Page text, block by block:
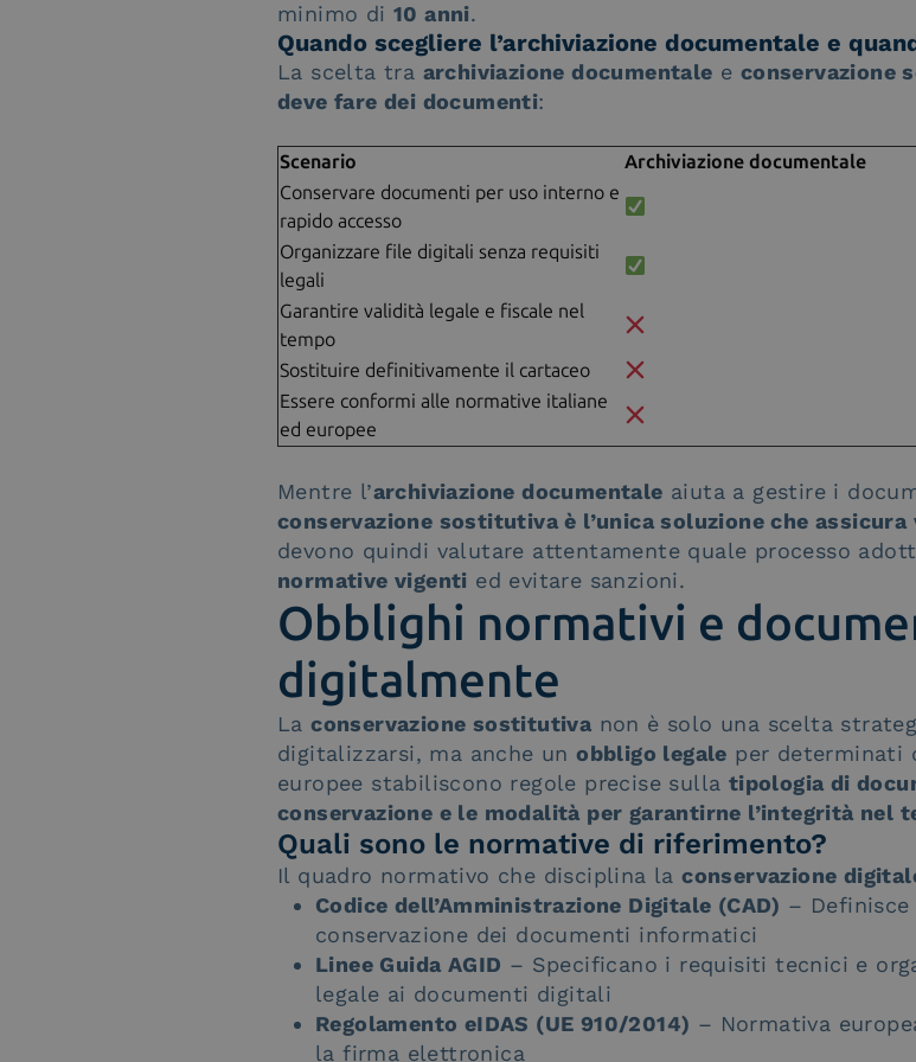
minimo di10 anni.
Quando scegliere l’archiviazione documentale e
La scelta tra archiviazione documentale e conservazione
deve fare dei documenti:
Scenario Archiviazione documentale
Conservare documenti per uso interno e
rapido accesso
Organizzare file digitali senza requisiti
legali
Garantire validità legale e fiscale nel
tempo
Sostituire definitivamente il cartaceo
Essere conformi alle normative italiane
ed europee
Mentre l’archiviazione documentale aiuta a gestire i
conservazione sostitutiva è l’unica soluzione che
devono quindi valutare attentamente quale processo
normative vigenti ed evitare sanzioni.
Obblighi normativi e
digitalmente
Laconservazione sostitutiva non è solo una scelta
digitalizzarsi, ma anche unobbligo legale per determinati
europee stabiliscono regole precise sulla tipologia di
conservazione e le modalità per garantirne l’integrità nel
Quali sono le normative di riferimento?
Il quadro normativo che disciplina laconservazione
Codice dell’Amministrazione Digitale (CAD) –
conservazione dei documenti informatici
Linee Guida AGID – Specificano i requisiti tecnici e
legale ai documenti digitali
Regolamento eIDAS (UE 910/2014) – Normativa
la firma elettronica